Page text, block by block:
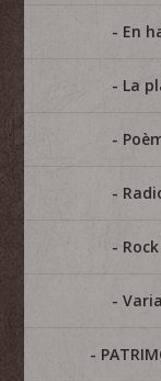
En
La